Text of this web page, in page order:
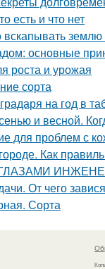
есть и что нет
землю
основные
роста и урожая
сорта
на год в
и весной.
для проблем с
Как
ГЛАЗАМИ
От чего
Сорта